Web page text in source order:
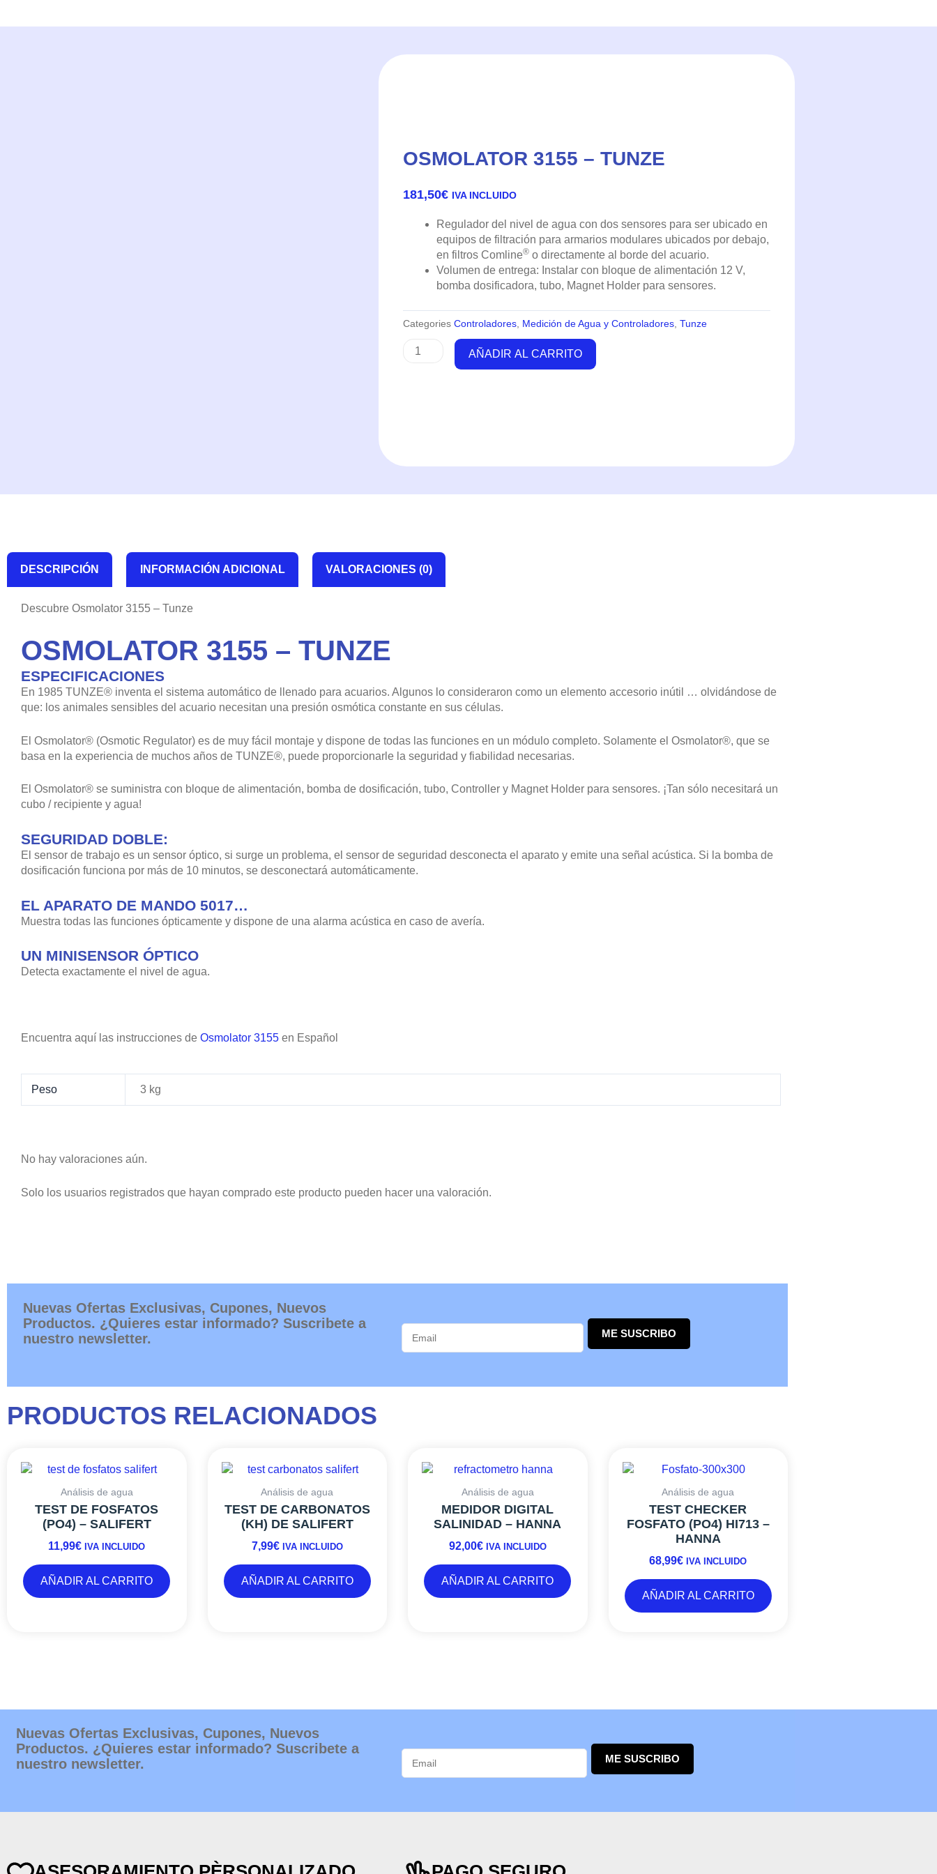
OSMOLATOR 3155 – TUNZE
181,50€ IVA INCLUIDO
Regulador del nivel de agua con dos sensores para ser ubicado en
equipos de filtración para armarios modulares ubicados por debajo,
en filtros Comline® o directamente al borde del acuario.
Volumen de entrega: Instalar con bloque de alimentación 12 V,
bomba dosificadora, tubo, Magnet Holder para sensores.
Categories Controladores Medición de Agua y Controladores Tunze
Osmolator
AÑADIR AL CARRITO
DESCRIPCIÓN INFORMACIÓN ADICIONAL VALORACIONES (0)
Descubre Osmolator 3155 – Tunze
OSMOLATOR 3155 – TUNZE
ESPECIFICACIONES
En 1985 TUNZE® inventa el sistema automático de llenado para acuarios. Algunos lo consideraron como un elemento accesorio inútil … olvidándose de
que: los animales sensibles del acuario necesitan una presión osmótica constante en sus células.
El Osmolator® (Osmotic Regulator) es de muy fácil montaje y dispone de todas las funciones en un módulo completo. Solamente el Osmolator®, que se
basa en la experiencia de muchos años de TUNZE®, puede proporcionarle la seguridad y fiabilidad necesarias.
El Osmolator® se suministra con bloque de alimentación, bomba de dosificación, tubo, Controller y Magnet Holder para sensores. ¡Tan sólo necesitará un
cubo / recipiente y agua!
SEGURIDAD DOBLE:
El sensor de trabajo es un sensor óptico, si surge un problema, el sensor de seguridad desconecta el aparato y emite una señal acústica. Si la bomba de
dosificación funciona por más de 10 minutos, se desconectará automáticamente.
EL APARATO DE MANDO 5017…
Muestra todas las funciones ópticamente y dispone de una alarma acústica en caso de avería.
UN MINISENSOR ÓPTICO
Detecta exactamente el nivel de agua.
Encuentra aquí las instrucciones de Osmolator 3155 en Español
Peso 3 kg
No hay valoraciones aún.
Solo los usuarios registrados que hayan comprado este producto pueden hacer una valoración.
Nuevas Ofertas Exclusivas, Cupones, Nuevos
Productos. ¿Quieres estar informado? Suscribete a
nuestro newsletter.
ME SUSCRIBO
PRODUCTOS RELACIONADOS
Análisis de agua
TEST DE FOSFATOS
(PO4) – SALIFERT
11,99€ IVA INCLUIDO
AÑADIR AL CARRITO
Análisis de agua
TEST DE CARBONATOS
(KH) DE SALIFERT
7,99€ IVA INCLUIDO
AÑADIR AL CARRITO
Análisis de agua
MEDIDOR DIGITAL
SALINIDAD – HANNA
92,00€ IVA INCLUIDO
AÑADIR AL CARRITO
Análisis de agua
TEST CHECKER
FOSFATO (PO4) HI713 –
HANNA
68,99€ IVA INCLUIDO
AÑADIR AL CARRITO
Nuevas Ofertas Exclusivas, Cupones, Nuevos
Productos. ¿Quieres estar informado? Suscribete a
nuestro newsletter.
ME SUSCRIBO